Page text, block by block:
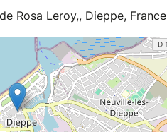
Rosa Leroy,, Dieppe, France